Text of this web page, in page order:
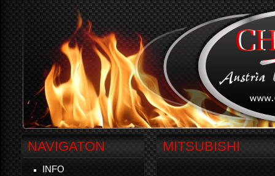
MITSUBISHI
NAVIGATON
INFO